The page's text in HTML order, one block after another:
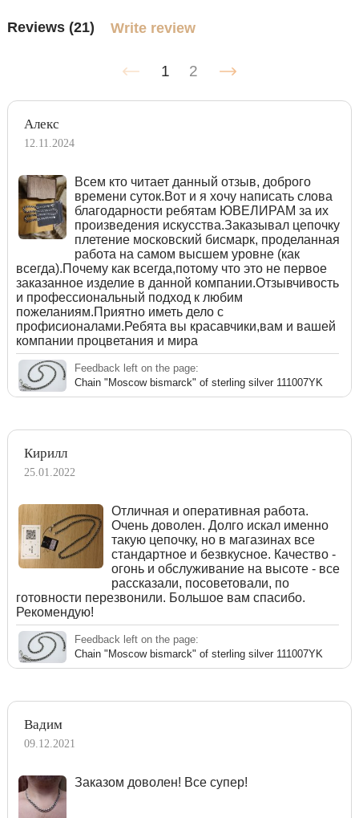
Reviews (21) Write review
1 2
Алекс
12.11.2024
Всем кто читает данный отзыв, доброго
времени суток.Вот и я хочу написать слова
благодарности ребятам ЮВЕЛИРАМ за их
произведения искусства.Заказывал цепочку
плетение московский бисмарк, проделанная
работа на самом высшем уровне (как
всегда).Почему как всегда,потому что это не первое
заказанное изделие в данной компании.Отзывчивость
и профессиональный подход к любим
пожеланиям.Приятно иметь дело с
профисионалами.Ребята вы красавчики,вам и вашей
компании процветания и мира
Feedback left on the page:
Chain "Moscow bismarck" of sterling silver 111007YK
Кирилл
25.01.2022
Отличная и оперативная работа.
Очень доволен. Долго искал именно
такую цепочку, но в магазинах все
стандартное и безвкусное. Качество -
огонь и обслуживание на высоте - все
рассказали, посоветовали, по
готовности перезвонили. Большое вам спасибо.
Рекомендую!
Feedback left on the page:
Chain "Moscow bismarck" of sterling silver 111007YK
Вадим
09.12.2021
Заказом доволен! Все супер!